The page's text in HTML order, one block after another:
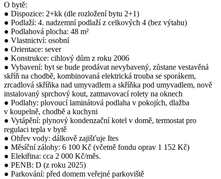
O bytě:
● Dispozice: 2+kk (dle rozložení bytu 2+1)
● Podlaží: 4. nadzemní podlaží z celkových 4 (bez výtahu)
● Podlahová plocha: 48 m²
● Vlastnictví: osobní
● Orientace: sever
● Konstrukce: cihlový dům z roku 2006
● Vybavení: byt se bude prodávat nevybavený, zůstane vestavěná
skříň na chodbě, kombinovaná elektrická trouba se sporákem,
zrcadlová skříňka nad umyvadlem a skříňka pod umyvadlem, nově
instalovaný sprchový kout, zatmavovací rolety na oknech
● Podlahy: plovoucí laminátová podlaha v pokojích, dlažba
v koupelně, chodbě a kuchyni
● Vytápění: plynový kondenzační kotel v domě, termostat pro
regulaci tepla v bytě
● Ohřev vody: dálkově zajišťuje Ites
● Měsíční zálohy: 6 100 Kč (včetně fondu oprav 1 152 Kč)
● Elektřina: cca 2 000 Kč/měs.
● PENB: D (z roku 2025)
● Parkování: před domem veřejné parkoviště